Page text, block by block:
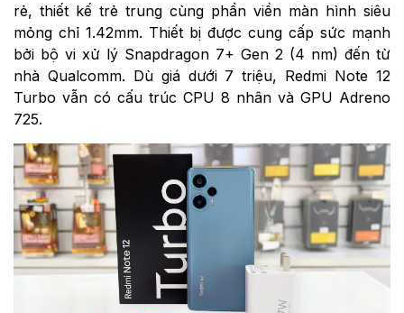
rẻ, thiết kế trẻ trung cùng phần viền màn hình siêu
mỏng chỉ 1.42mm. Thiết bị được cung cấp sức mạnh
bởi bộ vi xử lý Snapdragon 7+ Gen 2 (4 nm) đến từ
nhà Qualcomm. Dù giá dưới 7 triệu, Redmi Note 12
Turbo vẫn có cấu trúc CPU 8 nhân và GPU Adreno
725.